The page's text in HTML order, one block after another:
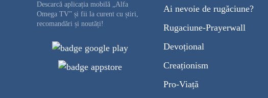
Descarcă aplicația mobilă „Alfa
Omega TV” și fii la curent cu știri,
recomandări și noutăți!
Ai nevoie de rugăciune?
Rugaciune-Prayerwall
Devoțional
Creaționism
Pro-Viață